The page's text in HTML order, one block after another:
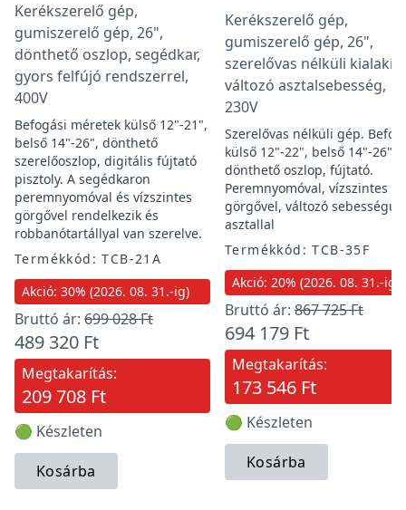
Kerékszerelő gép,
gumiszerelő gép, 26",
dönthető oszlop, segédkar,
gyors felfújó rendszerrel,
400V
Befogási méretek külső 12"-21",
belső 14"-26", dönthető
szerelőoszlop, digitális fújtató
pisztoly. A segédkaron
peremnyomóval és vízszintes
görgővel rendelkezik és
robbanótartállyal van szerelve.
Termékkód: TCB-21A
Akció: 30% (2026. 08. 31.-ig)
Bruttó ár: 699 028 Ft
489 320 Ft
Megtakarítás:
209 708 Ft
🟢 Készleten
Kosárba
Kerékszerelő gép,
gumiszerelő gép, 26",
szerelővas nélküli
változó asztalsebesség,
230V
Szerelővas nélküli gép.
külső 12"-22", belső 14"-26",
dönthető oszlop, fújtató.
Peremnyomóval, vízszintes
görgővel, változó sebességű
asztallal
Termékkód: TCB-35F
Akció: 20% (2026. 08. 31.-ig)
Bruttó ár: 867 725 Ft
694 179 Ft
Megtakarítás:
173 546 Ft
🟢 Készleten
Kosárba